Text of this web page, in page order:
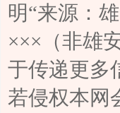
明“来源：
×××（非雄
于传递更多
若侵权本网